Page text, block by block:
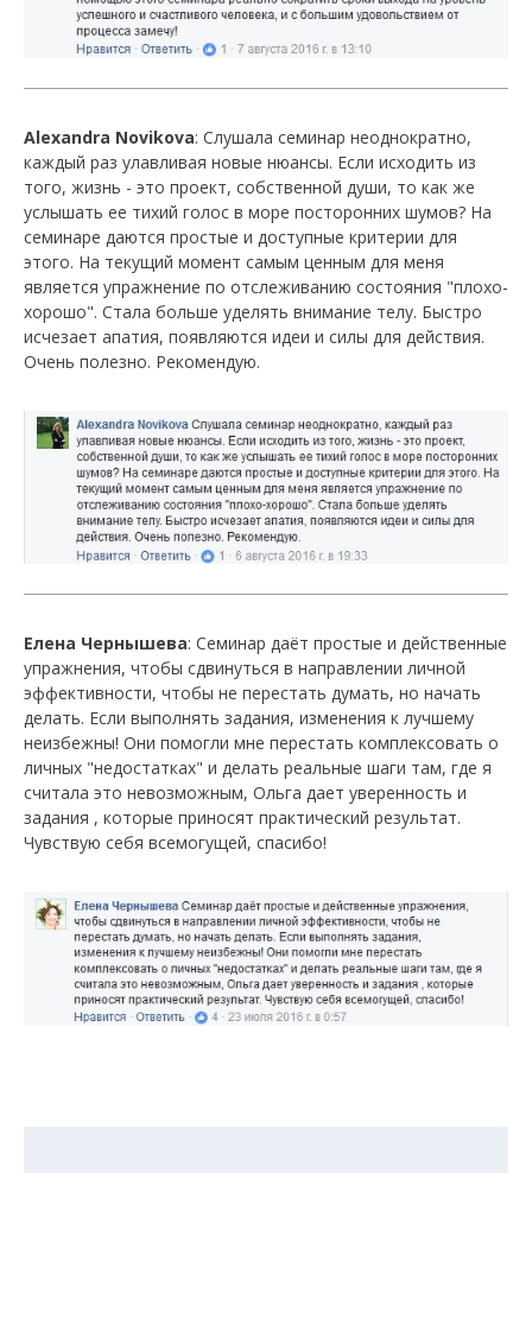
Alexandra Novikova: Слушала семинар неоднократно,
каждый раз улавливая новые нюансы. Если исходить из
того, жизнь - это проект, собственной души, то как же
услышать ее тихий голос в море посторонних шумов? На
семинаре даются простые и доступные критерии для
этого. На текущий момент самым ценным для меня
является упражнение по отслеживанию состояния "плохо-
хорошо". Стала больше уделять внимание телу. Быстро
исчезает апатия, появляются идеи и силы для действия.
Очень полезно. Рекомендую.
Елена Чернышева: Семинар даёт простые и действенные
упражнения, чтобы сдвинуться в направлении личной
эффективности, чтобы не перестать думать, но начать
делать. Если выполнять задания, изменения к лучшему
неизбежны! Они помогли мне перестать комплексовать о
личных "недостатках" и делать реальные шаги там, где я
считала это невозможным, Ольга дает уверенность и
задания , которые приносят практический результат.
Чувствую себя всемогущей, спасибо!